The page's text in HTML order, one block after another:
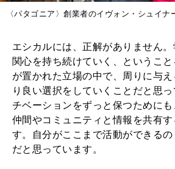
〈パタゴニア〉創業者のイヴォン・シュイナ
エシカルには、正解がありません。
関心を持ち続けていく、というこ
が置かれた立場の中で、周りに与
り良い選択をしていくことだと思
チベーションをずっと保つために
仲間やコミュニティと情報を共有
す。自分がここまで活動ができる
だと思っています。